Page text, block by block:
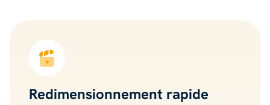
Redimensionnement rapide